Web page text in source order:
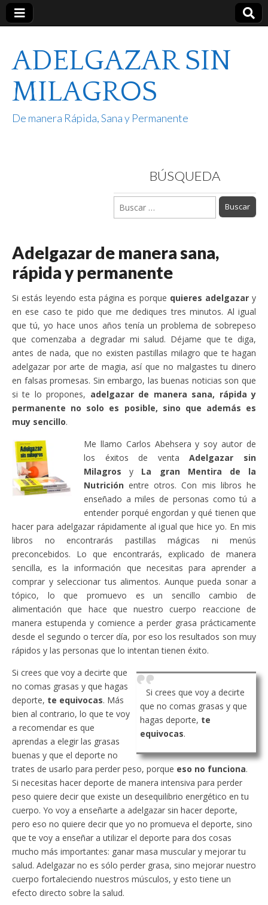
ADELGAZAR SIN
MILAGROS
De manera Rápida, Sana y Permanente
BÚSQUEDA
Buscar:
Adelgazar de manera sana,
rápida y permanente
Si estás leyendo esta página es porque quieres adelgazar y
en ese caso te pido que me dediques tres minutos. Al igual
que tú, yo hace unos años tenía un problema de sobrepeso
que comenzaba a degradar mi salud. Déjame que te diga,
antes de nada, que no existen pastillas milagro que te hagan
adelgazar por arte de magia, así que no malgastes tu dinero
en falsas promesas. Sin embargo, las buenas noticias son que
si te lo propones, adelgazar de manera sana, rápida y
permanente no solo es posible, sino que además es
muy sencillo.
Me llamo Carlos Abehsera y soy autor de
los éxitos de ventaAdelgazar sin
Milagros y La gran Mentira de la
Nutrición entre otros. Con mis libros he
enseñado a miles de personas como tú a
entender porqué engordan y qué tienen que
hacer para adelgazar rápidamente al igual que hice yo. En mis
libros no encontrarás pastillas mágicas ni menús
preconcebidos. Lo que encontrarás, explicado de manera
sencilla, es la información que necesitas para aprender a
comprar y seleccionar tus alimentos. Aunque pueda sonar a
tópico, lo que promuevo es un sencillo cambio de
alimentación que hace que nuestro cuerpo reaccione de
manera estupenda y comience a perder grasa prácticamente
desde el segundo o tercer día, por eso los resultados son muy
rápidos y las personas que lo intentan tienen éxito.
Si crees que voy a decirte
que no comas grasas y que
hagas deporte, te
equivocas.
Si crees que voy a decirte que
no comas grasas y que hagas
deporte, te equivocas. Más
bien al contrario, lo que te voy
a recomendar es que
aprendas a elegir las grasas
buenas y que el deporte no
trates de usarlo para perder peso, porque eso no funciona.
Si necesitas hacer deporte de manera intensiva para perder
peso quiere decir que existe un desequilibrio energético en tu
cuerpo. Yo voy a enseñarte a adelgazar sin hacer deporte,
pero eso no quiere decir que yo no promueva el deporte, sino
que te voy a enseñar a utilizar el deporte para dos cosas
mucho más importantes: ganar masa muscular y mejorar tu
salud. Adelgazar no es sólo perder grasa, sino mejorar nuestro
cuerpo fortaleciendo nuestros músculos, y esto tiene un
efecto directo sobre la salud.